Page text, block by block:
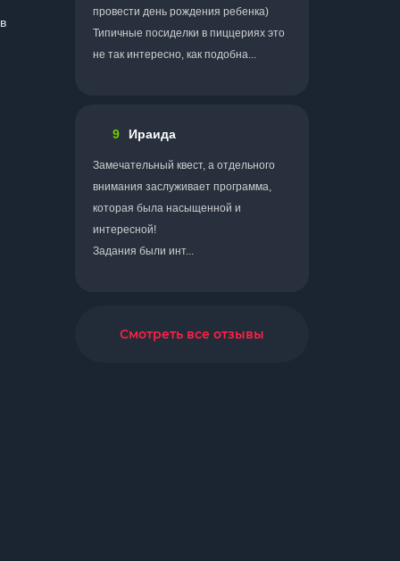
провести день рождения ребенка)
Типичные посиделки в пиццериях это
не так интересно, как подобна...
9 Ираида
Замечательный квест, а отдельного
внимания заслуживает программа,
которая была насыщенной и
интересной!
Задания были инт...
Смотреть все отзывы